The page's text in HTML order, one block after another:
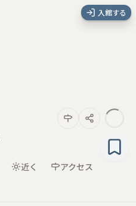
入館する
近く
アクセス